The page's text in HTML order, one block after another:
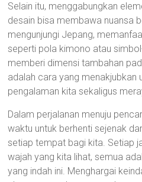
Selain itu, menggabungkan
desain bisa membawa nuansa
mengunjungi Jepang,
seperti pola kimono atau
memberi dimensi tambahan
adalah cara yang menakjubkan
pengalaman kita sekaligus
Dalam perjalanan menuju
waktu untuk berhenti sejenak
setiap tempat bagi kita. Setiap
wajah yang kita lihat, semua
yang indah ini. Menghargai